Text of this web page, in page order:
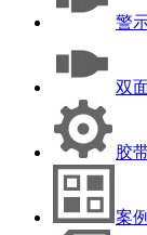
警
双
胶
案